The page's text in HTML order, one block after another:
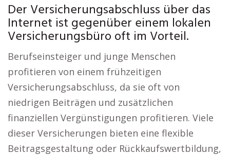
Der Versicherungsabschluss über das
Internet ist gegenüber einem lokalen
Versicherungsbüro oft im Vorteil.
Berufseinsteiger und junge Menschen
profitieren von einem frühzeitigen
Versicherungsabschluss, da sie oft von
niedrigen Beiträgen und zusätzlichen
finanziellen Vergünstigungen profitieren. Viele
dieser Versicherungen bieten eine flexible
Beitragsgestaltung oder Rückkaufswertbildung,